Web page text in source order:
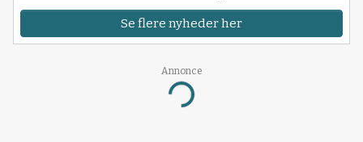
Se flere nyheder her
Annonce
Loading...